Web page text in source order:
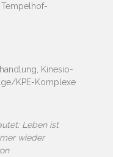
Tempelhof-
Kinesio-
KPE-Komplexe
Leben ist
wieder